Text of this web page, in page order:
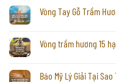
Vòng Tay Gỗ Trầm
Vòng trầm hương 15
Báo Mỹ Lý Giải Tại